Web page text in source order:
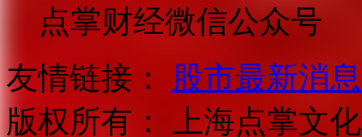
点掌财经微信公众号
友情链接：
股市最新消息
版权所有：
上海点掌文